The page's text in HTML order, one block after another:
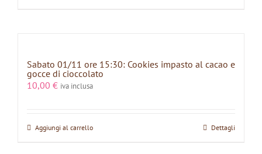
Sabato 01/11 ore 15:30: Cookies impasto al cacao e
gocce di cioccolato
10,00 € iva inclusa
Aggiungi al carrello Dettagli